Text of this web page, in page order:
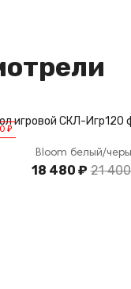
₽
Bloom белый/
18 480 ₽ 21